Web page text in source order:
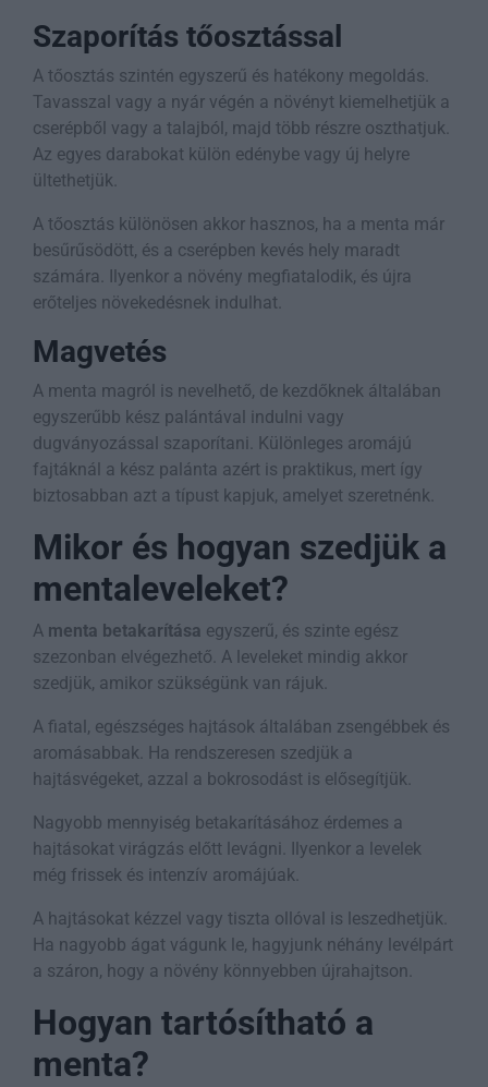
Szaporítás tőosztással
A tőosztás szintén egyszerű és hatékony megoldás.
Tavasszal vagy a nyár végén a növényt kiemelhetjük a
cserépből vagy a talajból, majd több részre oszthatjuk.
Az egyes darabokat külön edénybe vagy új helyre
ültethetjük.
A tőosztás különösen akkor hasznos, ha a menta már
besűrűsödött, és a cserépben kevés hely maradt
számára. Ilyenkor a növény megfiatalodik, és újra
erőteljes növekedésnek indulhat.
Magvetés
A menta magról is nevelhető, de kezdőknek általában
egyszerűbb kész palántával indulni vagy
dugványozással szaporítani. Különleges aromájú
fajtáknál a kész palánta azért is praktikus, mert így
biztosabban azt a típust kapjuk, amelyet szeretnénk.
Mikor és hogyan szedjük a
mentaleveleket?
A menta betakarítása egyszerű, és szinte egész
szezonban elvégezhető. A leveleket mindig akkor
szedjük, amikor szükségünk van rájuk.
A fiatal, egészséges hajtások általában zsengébbek és
aromásabbak. Ha rendszeresen szedjük a
hajtásvégeket, azzal a bokrosodást is elősegítjük.
Nagyobb mennyiség betakarításához érdemes a
hajtásokat virágzás előtt levágni. Ilyenkor a levelek
még frissek és intenzív aromájúak.
A hajtásokat kézzel vagy tiszta ollóval is leszedhetjük.
Ha nagyobb ágat vágunk le, hagyjunk néhány levélpárt
a száron, hogy a növény könnyebben újrahajtson.
Hogyan tartósítható a
menta?